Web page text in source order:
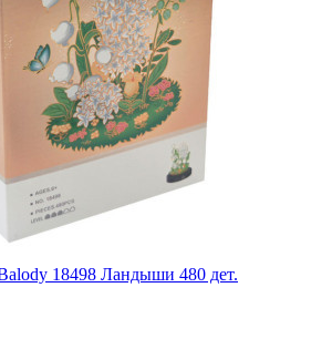
18498 Ландыши 480 дет.